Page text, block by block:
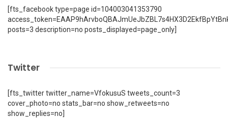
[fts_facebook type=page id=104003041353790
posts=3 description=no posts_displayed=page_only]
Twitter
[fts_twitter twitter_name=VfokusuS tweets_count=3
cover_photo=no stats_bar=no show_retweets=no
show_replies=no]